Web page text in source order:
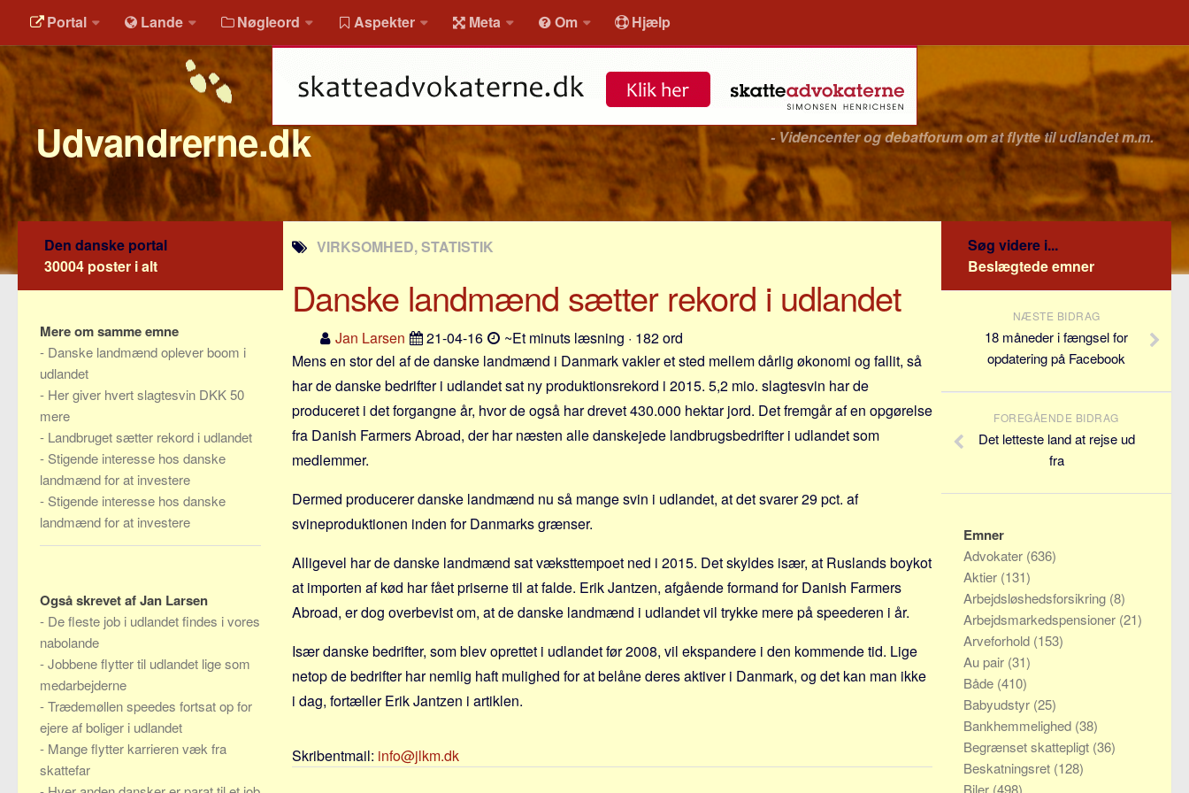
Portal Lande Nøgleord Aspekter Meta Om Hjælp
Udvandrerne.dk - Videncenter og debatforum om at flytte til udlandet m.m.
VIRKSOMHED, STATISTIK
Danske landmænd sætter rekord i udlandet
Jan Larsen 21-04-16
~Et minuts læsning · 182 ord
Mens en stor del af de danske landmænd i Danmark vakler et sted mellem dårlig økonomi og fallit, så
har de danske bedrifter i udlandet sat ny produktionsrekord i 2015. 5,2 mio. slagtesvin har de
produceret i det forgangne år, hvor de også har drevet 430.000 hektar jord. Det fremgår af en opgørelse
fra Danish Farmers Abroad, der har næsten alle danskejede landbrugsbedrifter i udlandet som
medlemmer.
Dermed producerer danske landmænd nu så mange svin i udlandet, at det svarer 29 pct. af
svineproduktionen inden for Danmarks grænser.
Alligevel har de danske landmænd sat væksttempoet ned i 2015. Det skyldes især, at Ruslands boykot
at importen af kød har fået priserne til at falde. Erik Jantzen, afgående formand for Danish Farmers
Abroad, er dog overbevist om, at de danske landmænd i udlandet vil trykke mere på speederen i år.
Især danske bedrifter, som blev oprettet i udlandet før 2008, vil ekspandere i den kommende tid. Lige
netop de bedrifter har nemlig haft mulighed for at belåne deres aktiver i Danmark, og det kan man ikke
i dag, fortæller Erik Jantzen i artiklen.
Skribentmail: info@jlkm.dk
Den danske portal
30004 poster i alt
Mere om samme emne
- Danske landmænd oplever boom i
udlandet
- Her giver hvert slagtesvin DKK 50
mere
- Landbruget sætter rekord i udlandet
- Stigende interesse hos danske
landmænd for at investere
- Stigende interesse hos danske
landmænd for at investere
Også skrevet af Jan Larsen
- De fleste job i udlandet findes i vores
nabolande
-Jobbene flytter til udlandet lige som
medarbejderne
-Trædemøllen speedes fortsat op for
ejere af boliger i udlandet
- Mange flytter karrieren væk fra
skattefar
Søg videre i...
Beslægtede emner
NÆSTE BIDRAG
18 måneder i fængsel for
opdatering på Facebook
FOREGÅENDE BIDRAG
Det letteste land at rejse ud
fra
Emner
Advokater (636)
Aktier (131)
Arbejdsløshedsforsikring (8)
Arbejdsmarkedspensioner (21)
Arveforhold (153)
Au pair (31)
Både (410)
Babyudstyr (25)
Bankhemmelighed (38)
Begrænset skattepligt (36)
Beskatningsret (128)
Biler (498)